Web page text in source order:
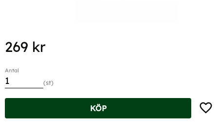
269 kr
Antal
st
KÖP